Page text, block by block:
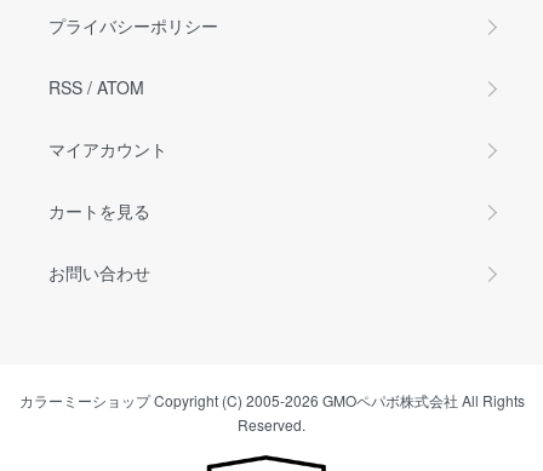
プライバシーポリシー
RSS / ATOM
マイアカウント
カートを見る
お問い合わせ
カラーミーショップCopyright (C) 2005-2026 GMOペパボ株式会社 All Rights
Reserved.